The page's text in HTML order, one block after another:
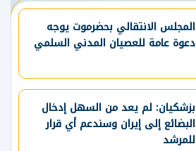
المجلس الانتقالي بحضرموت يوجه
دعوة عامة للعصيان المدني السلمي
بزشكيان: لم يعد من السهل إدخال
البضائع إلى إيران وسندعم أي قرار
للمرشد